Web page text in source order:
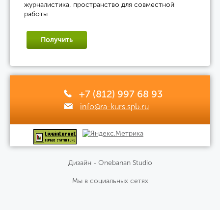
журналистика, пространство для совместной
работы
Получить
+7 (812) 997 68 93
info@ra-kurs.spb.ru
Дизайн - Onebanan Studio
Мы в социальных сетях